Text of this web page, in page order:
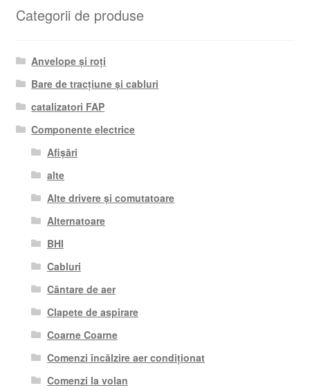
Categorii de produse
Anvelope și roți
Bare de tracțiune și cabluri
catalizatori FAP
Componente electrice
Afișări
alte
Alte drivere și comutatoare
Alternatoare
BHI
Cabluri
Cântare de aer
Clapete de aspirare
Coarne Coarne
Comenzi încălzire aer condiționat
Comenzi la volan